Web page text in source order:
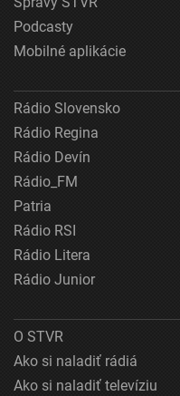
Podcasty
Mobilné aplikácie
Rádio Slovensko
Rádio Regina
Rádio Devín
Rádio_FM
Patria
Rádio RSI
Rádio Litera
Rádio Junior
O STVR
Ako si naladiť rádiá
Ako si naladiť televíziu